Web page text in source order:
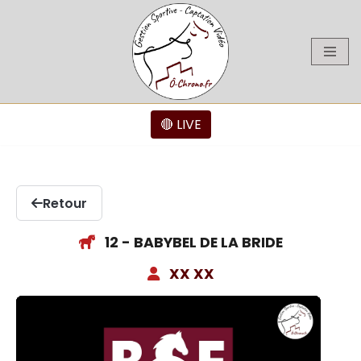
🔴 LIVE
Retour
12 - BABYBEL DE LA BRIDE
XX XX